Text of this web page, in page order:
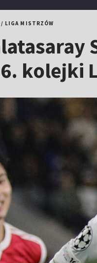
LIGA MISTRZÓW
kolejki